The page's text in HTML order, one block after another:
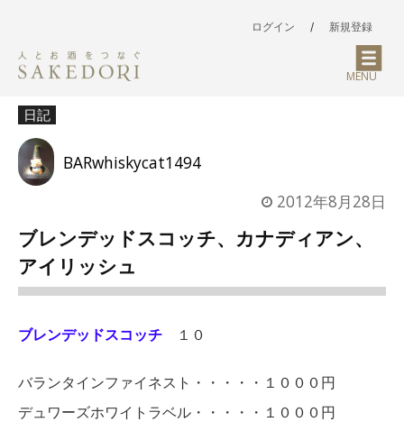
ログイン / 新規登録
MENU
日記
BARwhiskycat1494
2012年8月28日
ブレンデッドスコッチ、カナディアン、
アイリッシュ
ブレンデッドスコッチ １０
バランタインファイネスト・・・・・１０００円
デュワーズホワイトラベル・・・・・１０００円